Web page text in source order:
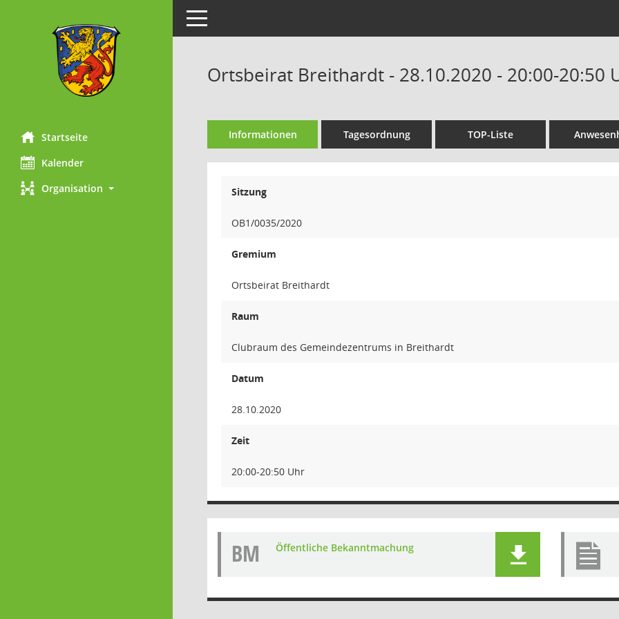
Startseite
Kalender
Organisation
Toggle navigation
Ortsbeirat Breithardt - 28.10.2020 - 20:00-20:50
Informationen Tagesordnung TOP-Liste
Sitzung
OB1/0035/2020
Gremium
Ortsbeirat Breithardt
Raum
Clubraum des Gemeindezentrums in Breithardt
Datum
28.10.2020
Zeit
20:00-20:50 Uhr
BM Öffentliche Bekanntmachung